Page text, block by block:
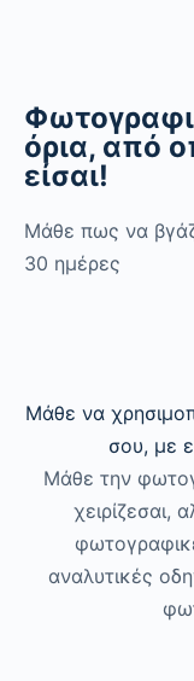
όρια, από
είσαι!
Μάθε πως να
30 ημέρες
Μάθε να
σου, με
Μάθε την
χειρίζεσαι,
αναλυτικές